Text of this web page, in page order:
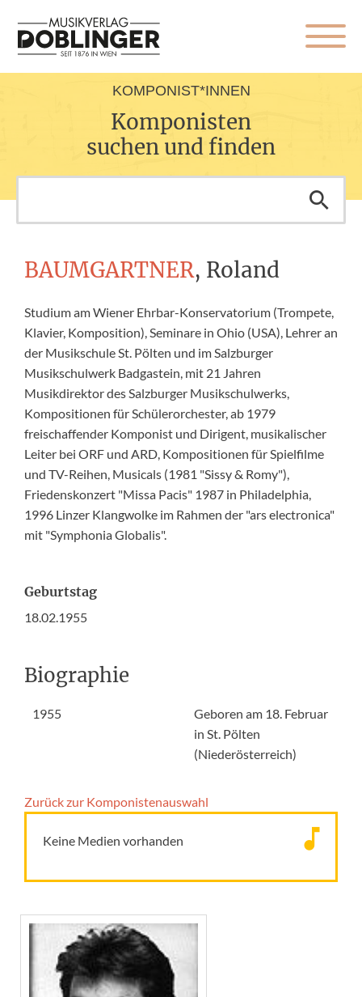
KOMPONIST*INNEN
Komponisten
suchen und finden
BAUMGARTNER, Roland
Studium am Wiener Ehrbar-Konservatorium (Trompete,
Klavier, Komposition), Seminare in Ohio (USA), Lehrer an
der Musikschule St. Pölten und im Salzburger
Musikschulwerk Badgastein, mit 21 Jahren
Musikdirektor des Salzburger Musikschulwerks,
Kompositionen für Schülerorchester, ab 1979
freischaffender Komponist und Dirigent, musikalischer
Leiter bei ORF und ARD, Kompositionen für Spielfilme
und TV-Reihen, Musicals (1981 "Sissy & Romy"),
Friedenskonzert "Missa Pacis" 1987 in Philadelphia,
1996 Linzer Klangwolke im Rahmen der "ars electronica"
mit "Symphonia Globalis".
Geburtstag
18.02.1955
Biographie
1955
Geboren am 18. Februar
in St. Pölten
(Niederösterreich)
Zurück zur Komponisten­auswahl
Keine Medien vorhanden